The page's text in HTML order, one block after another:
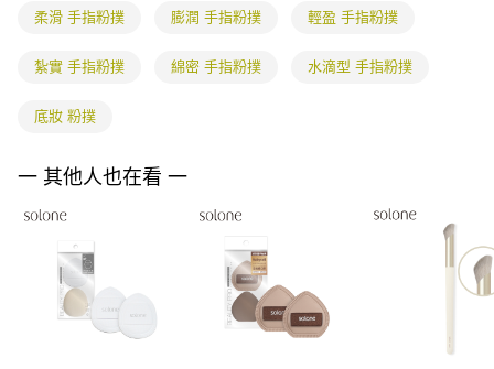
任。
時審查核予不同之上限額度；若仍有額度不足之情形，本公司將視審查結果
請求用戶進行身份認證。
恩沛科技股份有限公司將有權停止該用戶之使用額度並採取法律行動。
柔滑 手指粉撲 膨潤 手指粉撲 輕盈 手指粉撲
紮實 手指粉撲 綿密 手指粉撲 水滴型 手指粉撲
底妝 粉撲
一 其他人也在看 一